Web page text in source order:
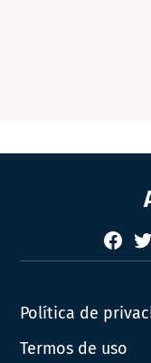
Política de
Termos de uso